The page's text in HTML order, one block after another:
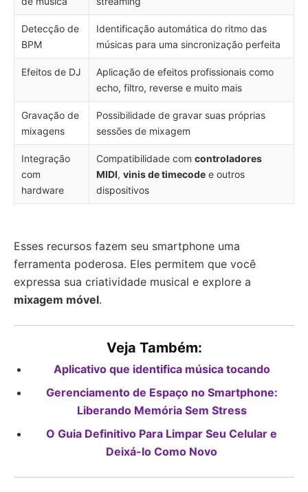
Detecção de
BPM
Identificação automática do ritmo das
músicas para uma sincronização perfeita
Efeitos de DJ
Aplicação de efeitos profissionais como
echo, filtro, reverse e muito mais
Gravação de
mixagens
Possibilidade de gravar suas próprias
sessões de mixagem
Integração
com
hardware
Compatibilidade com controladores
MIDI, vinis de timecode e outros
dispositivos
Esses recursos fazem seu smartphone uma
ferramenta poderosa. Eles permitem que você
expressa sua criatividade musical e explore a
mixagem móvel.
Veja Também:
Aplicativo que identifica música tocando
Gerenciamento de Espaço no Smartphone:
Liberando Memória Sem Stress
O Guia Definitivo Para Limpar Seu Celular e
Deixá-lo Como Novo